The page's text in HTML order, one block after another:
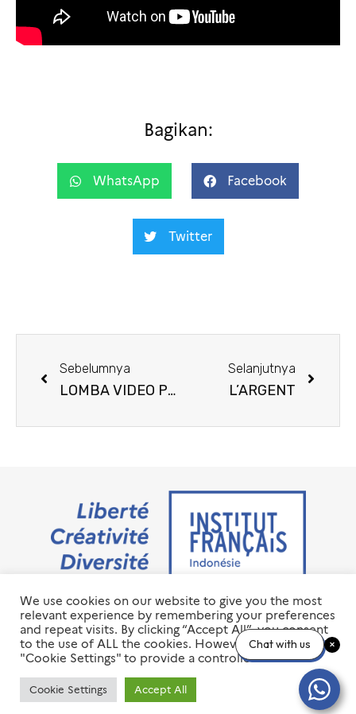
Bagikan:
WhatsApp Facebook
Twitter
Sebelumnya
LOMBA VIDEO PENDEK WARUNG PRANCIS 2020
Selanjutnya
L’ARGENT
Jalan M.H. Thamrin No. 20 Jakarta Pusat 10350
+6221 23 55 79 00
info@ifi-id.com
© 2020 All Right Reserved
INSTITUT FRANÇAIS D’INDONÉSIE – IFI
We use cookies on our website to give you the most
relevant experience by remembering your preferences
and repeat visits. By clicking “Accept All”, you consent
to the use of ALL the cookies. However, you may visit
"Cookie Settings" to provide a controlled consent.
Cookie Settings Accept All
Chat with us